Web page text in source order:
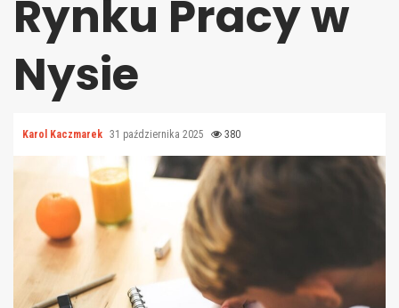
Rynku Pracy w
Nysie
Karol Kaczmarek 31 października 2025 380